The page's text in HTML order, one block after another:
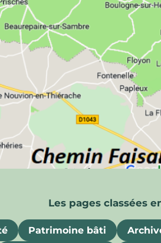
Patrimoine bâti